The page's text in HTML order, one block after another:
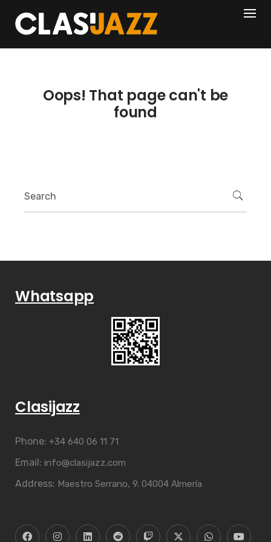
content
404
Oops! That page can't be
found
Whatsapp
Clasijazz
Phone: +34 640 06 11 71
Email: info@clasijazz.com
Address: Maestro Serrano, 9. 04004 Almería